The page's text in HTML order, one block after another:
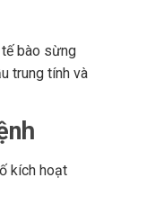
bào sừng
trung tính và
kích hoạt